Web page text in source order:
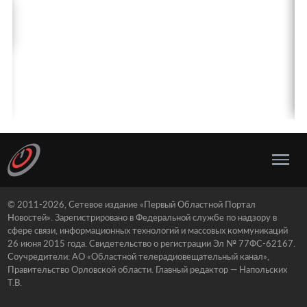
© 2011-2026, Сетевое издание «Первый Областной Портал
Новостей». Зарегистрировано в Федеральной службе по надзору в
сфере связи, информационных технологий и массовых коммуникаций
26 июня 2015 года. Свидетельство о регистрации Эл № 77ФС-62167.
Соучредители: АО «Областной телерадиовещательный канал»,
Правительство Орловской области. Главный редактор — Напольских
Т.В.